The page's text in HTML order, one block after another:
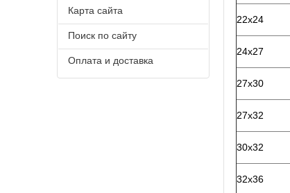
22х24
24х27
27х30
27х32
30х32
32х36
Карта сайта
Поиск по сайту
Оплата и доставка